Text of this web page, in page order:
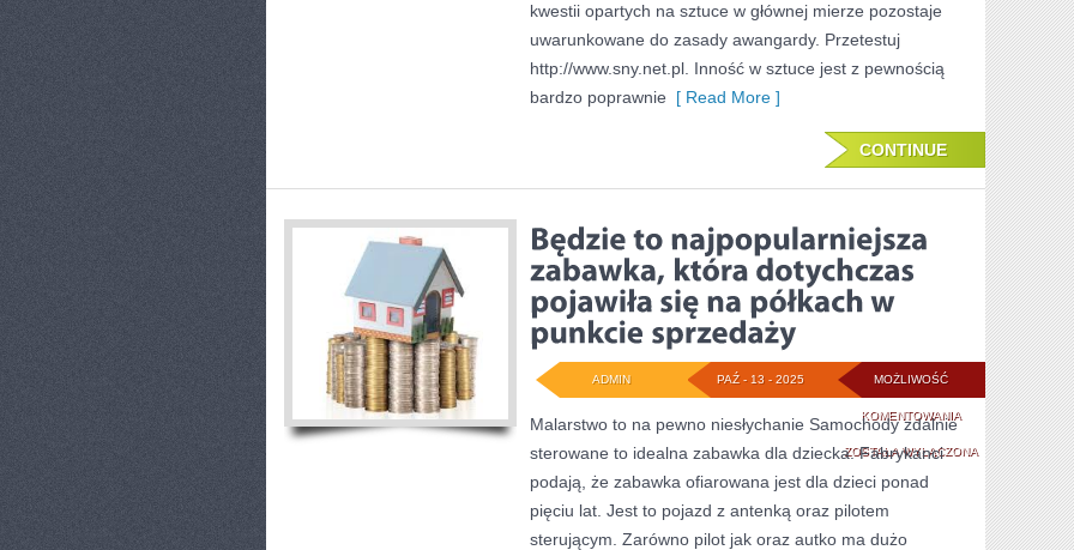
KONKRETNIE
ZOSTAJE
kwestii opartych na sztuce w głównej mierze pozostaje
uwarunkowane do zasady awangardy. Przetestuj
http://www.sny.net.pl. Inność w sztuce jest z pewnością
bardzo poprawnie [ Read More ]
CONTINUE
MOŻLIWOŚĆ
KOMENTOWANIABĘDZIE
TO
ZABAWKA,
ZOSTAŁA WYŁĄCZONA
PAŹ - 13 - 2025
ADMIN
Malarstwo to na pewno niesłychanie Samochody zdalnie
sterowane to idealna zabawka dla dziecka. Fabrykanci
podają, że zabawka ofiarowana jest dla dzieci ponad
pięciu lat. Jest to pojazd z antenką oraz pilotem
sterującym. Zarówno pilot jak oraz autko ma dużo